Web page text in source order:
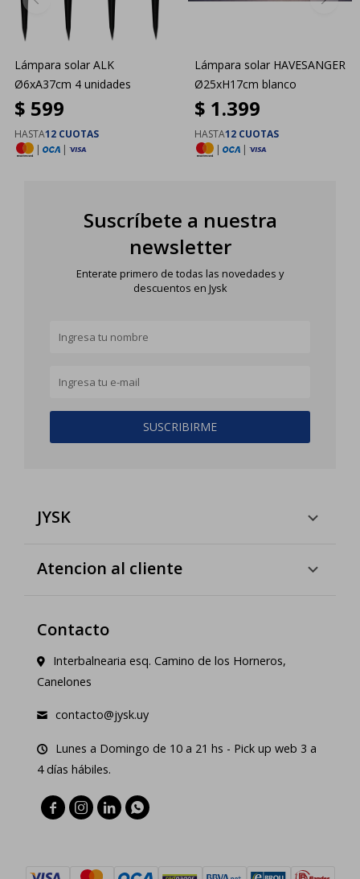
Lámpara solar ALK
Ø6xA37cm 4 unidades
$ 599
HASTA12 CUOTAS
|
|
Lámpara solar HAVESANGER
Ø25xH17cm blanco
$ 1.399
HASTA12 CUOTAS
|
|
Suscríbete a nuestra
newsletter
Enterate primero de todas las novedades y
descuentos en Jysk
SUSCRIBIRME
JYSK
Atencion al cliente
Contacto
Interbalnearia esq. Camino de los Horneros,
Canelones
contacto@jysk.uy
Lunes a Domingo de 10 a 21 hs - Pick up web 3 a
4 días hábiles.
   